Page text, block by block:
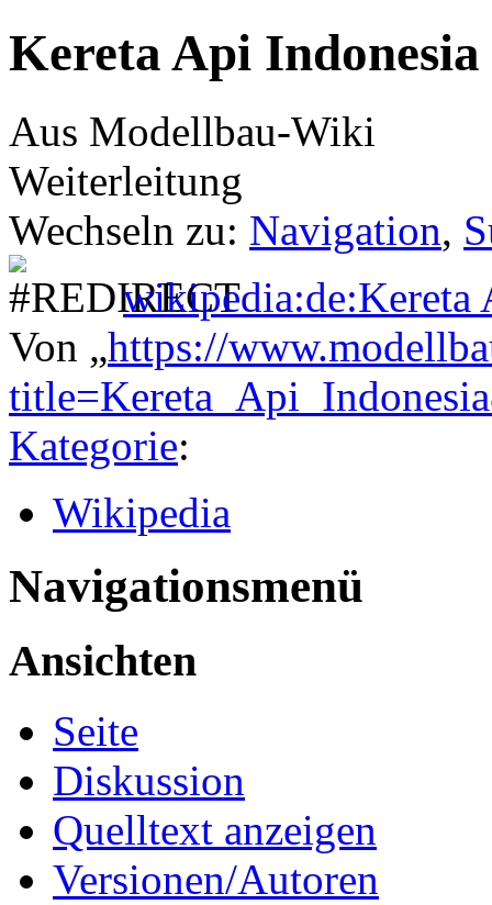
Kereta Api Indonesia
Aus Modellbau-Wiki
Weiterleitung
Wechseln zu: Navigation,
wikipedia:de:Kereta
Von „https://
Kategorie:
Wikipedia
Navigationsmenü
Ansichten
Seite
Diskussion
Quelltext anzeigen
Versionen/Autoren